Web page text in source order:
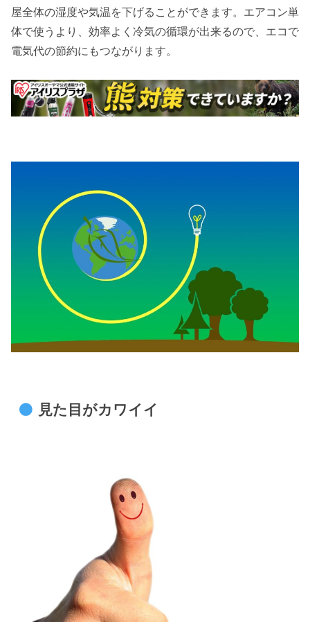
屋全体の湿度や気温を下げることができます。エアコン単
体で使うより、効率よく冷気の循環が出来るので、エコで
電気代の節約にもつながります。
見た目がカワイイ